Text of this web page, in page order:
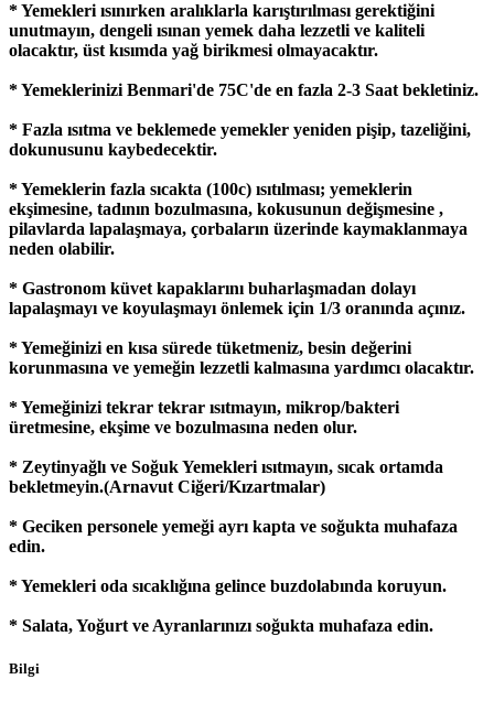
* Yemekleri ısınırken aralıklarla karıştırılması gerektiğini
unutmayın, dengeli ısınan yemek daha lezzetli ve kaliteli
olacaktır, üst kısımda yağ birikmesi olmayacaktır.
* Yemeklerinizi Benmari'de 75C'de en fazla 2-3 Saat bekletiniz.
* Fazla ısıtma ve beklemede yemekler yeniden pişip, tazeliğini,
dokunusunu kaybedecektir.
* Yemeklerin fazla sıcakta (100c) ısıtılması; yemeklerin
ekşimesine, tadının bozulmasına, kokusunun değişmesine ,
pilavlarda lapalaşmaya, çorbaların üzerinde kaymaklanmaya
neden olabilir.
* Gastronom küvet kapaklarını buharlaşmadan dolayı
lapalaşmayı ve koyulaşmayı önlemek için 1/3 oranında açınız.
* Yemeğinizi en kısa sürede tüketmeniz, besin değerini
korunmasına ve yemeğin lezzetli kalmasına yardımcı olacaktır.
* Yemeğinizi tekrar tekrar ısıtmayın, mikrop/bakteri
üretmesine, ekşime ve bozulmasına neden olur.
* Zeytinyağlı ve Soğuk Yemekleri ısıtmayın, sıcak ortamda
bekletmeyin.(Arnavut Ciğeri/Kızartmalar)
* Geciken personele yemeği ayrı kapta ve soğukta muhafaza
edin.
* Yemekleri oda sıcaklığına gelince buzdolabında koruyun.
* Salata, Yoğurt ve Ayranlarınızı soğukta muhafaza edin.
Bilgi